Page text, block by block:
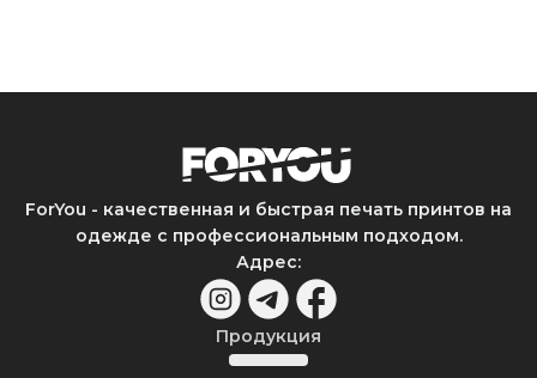
ForYou - качественная и быстрая печать принтов на
одежде с профессиональным подходом.
Адрес:
Продукция